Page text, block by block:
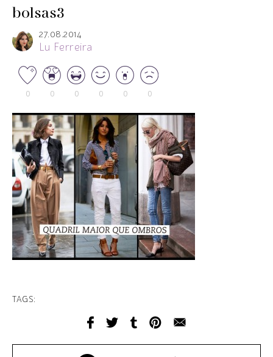
bolsas3
27.08.2014
Lu Ferreira
0 0 0 0 0 0
TAGS: